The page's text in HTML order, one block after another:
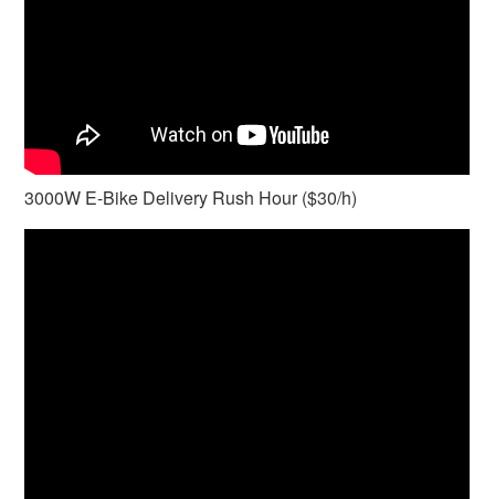
3000W E-Bike Delivery Rush Hour ($30/h)